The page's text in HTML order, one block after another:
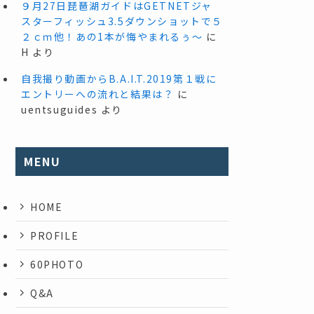
９月27日琵琶湖ガイドはGETNETジャ
スターフィッシュ3.5ダウンショットで５
２ｃｍ他！あの1本が悔やまれるぅ～ に
H より
自我撮り動画からB.A.I.T.2019第１戦に
エントリーへの流れと結果は？ に
uentsuguides より
MENU
HOME
PROFILE
60PHOTO
Q&A